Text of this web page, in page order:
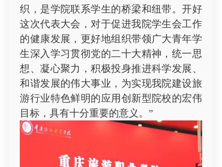
织，是学院联系学生的桥梁和纽带。开好
这次代表大会，对于促进我院学生会工作
的健康发展，更好地组织带领广大青年学
生深入学习贯彻党的二十大精神，统一思
想、凝心聚力，积极投身推进科学发展、
和谐发展的伟大事业，为实现我院建设旅
游行业特色鲜明的应用创新型院校的宏伟
目标，具有十分重要的意义。”